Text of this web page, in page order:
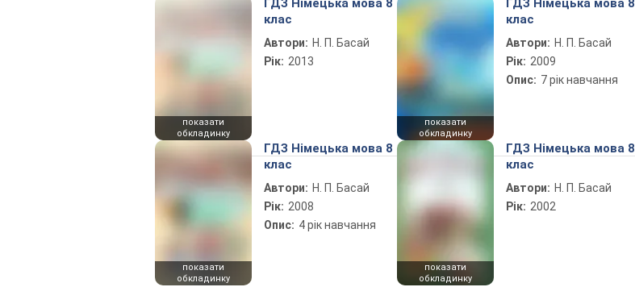
показати
обкладинку
ГДЗ Німецька мова 8
клас
Автори: Н. П. Басай
Рік: 2013
показати
обкладинку
ГДЗ Німецька мова 8
клас
Автори: Н. П. Басай
Рік: 2009
Опис: 7 рік навчання
показати
обкладинку
ГДЗ Німецька мова 8
клас
Автори: Н. П. Басай
Рік: 2008
Опис: 4 рік навчання
показати
обкладинку
ГДЗ Німецька мова 8
клас
Автори: Н. П. Басай
Рік: 2002